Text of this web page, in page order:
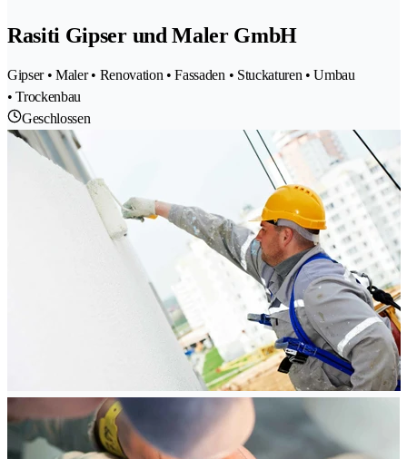
Rasiti Gipser und Maler GmbH
Gipser • Maler • Renovation • Fassaden • Stuckaturen • Umbau
• Trockenbau
Geschlossen